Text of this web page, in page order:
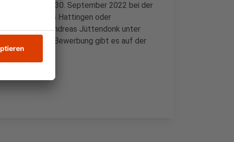
Post bis zum 30. September 2022 bei der
1, 45525 Hattingen oder
Fragen hilft Andreas Jüttendonk unter
zur Bewerbung gibt es auf der